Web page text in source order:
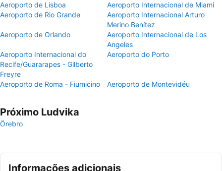
Aeroporto de Lisboa
Aeroporto Internacional de Miami
Aeroporto de Rio Grande
Aeroporto Internacional Arturo
Merino Benítez
Aeroporto de Orlando
Aeroporto Internacional de Los
Angeles
Aeroporto Internacional do
Recife/Guararapes - Gilberto
Freyre
Aeroporto do Porto
Aeroporto de Roma - Fiumicino Aeroporto de Montevidéu
Próximo Ludvika
Örebro
Informações adicionais